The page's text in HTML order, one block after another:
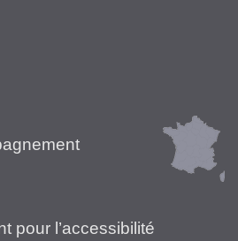
pour l’accessibilité